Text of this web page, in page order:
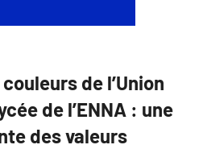
de l’Union
de l’ENNA : une
des valeurs